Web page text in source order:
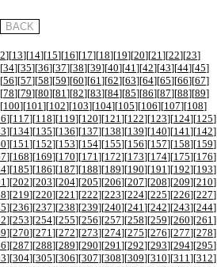
][13][14][15][16][17][18][19][20][21][22][23]
34][35][36][37][38][39][40][41][42][43][44][45]
56][57][58][59][60][61][62][63][64][65][66][67]
78][79][80][81][82][83][84][85][86][87][88][89]
100][101][102][103][104][105][106][107][108]
][117][118][119][120][121][122][123][124][125]
][134][135][136][137][138][139][140][141][142]
][151][152][153][154][155][156][157][158][159]
][168][169][170][171][172][173][174][175][176]
][185][186][187][188][189][190][191][192][193]
][202][203][204][205][206][207][208][209][210]
][219][220][221][222][223][224][225][226][227]
][236][237][238][239][240][241][242][243][244]
][253][254][255][256][257][258][259][260][261]
][270][271][272][273][274][275][276][277][278]
][287][288][289][290][291][292][293][294][295]
][304][305][306][307][308][309][310][311][312]